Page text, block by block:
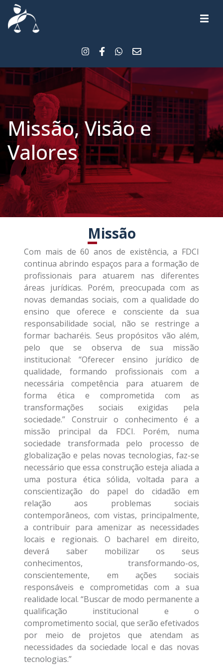
Missão, Visão e
Valores
Missão
Com mais de 60 anos de existência, a FDCI
continua abrindo espaços para a formação de
profissionais para atuarem nas diferentes
áreas jurídicas. Porém, preocupada com as
novas demandas sociais, com a qualidade do
ensino que oferece e consciente da sua
responsabilidade social, não se restringe a
formar bacharéis. Seus propósitos vão além,
pelo que se observa de sua missão
institucional: “Oferecer ensino jurídico de
qualidade, formando profissionais com a
necessária competência para atuarem de
forma ética e comprometida com as
transformações sociais exigidas pela
sociedade.” Construir o conhecimento é a
missão principal da FDCI. Porém, numa
sociedade transformada pelo processo de
globalização e pelas novas tecnologias, faz-se
necessário que essa construção esteja aliada a
uma postura ética sólida, voltada para a
conscientização do papel do cidadão em
relação aos problemas sociais
contemporâneos, com vistas, principalmente,
a contribuir para amenizar as necessidades
locais e regionais. O bacharel em direito,
deverá saber mobilizar os seus
conhecimentos, transformando-os,
conscientemente, em ações sociais
responsáveis e comprometidas com a sua
realidade local. “Buscar de modo permanente a
qualificação institucional e o
comprometimento social, que serão efetivados
por meio de projetos que atendam as
necessidades da sociedade local e das novas
tecnologias.”